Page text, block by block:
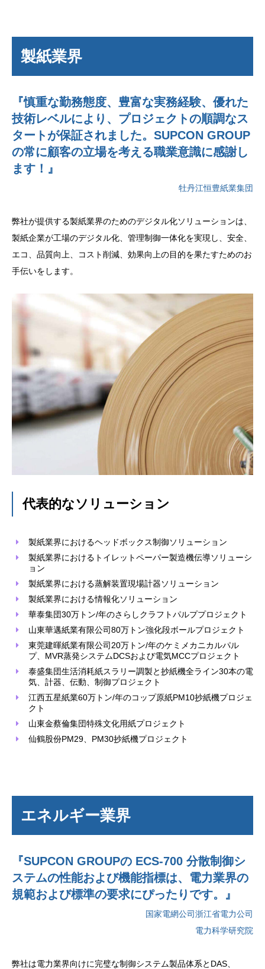
製紙業界
『慎重な勤務態度、豊富な実務経験、優れた
技術レベルにより、プロジェクトの順調なス
タートが保証されました。SUPCON GROUP
の常に顧客の立場を考える職業意識に感謝し
ます！』
牡丹江恒豊紙業集団
弊社が提供する製紙業界のためのデジタル化ソリューションは、
製紙企業が工場のデジタル化、管理制御一体化を実現し、安全、
エコ、品質向上、コスト削減、効果向上の目的を果たすためのお
手伝いをします。
代表的なソリューション
製紙業界におけるヘッドボックス制御ソリューション
製紙業界におけるトイレットペーパー製造機伝導ソリューシ
ョン
製紙業界における蒸解装置現場計器ソリューション
製紙業界における情報化ソリューション
華泰集団30万トン/年のさらしクラフトパルププロジェクト
山東華邁紙業有限公司80万トン強化段ボールプロジェクト
東莞建暉紙業有限公司20万トン/年のケミメカニカルパル
プ、MVR蒸発システムDCSおよび電気MCCプロジェクト
泰盛集団生活消耗紙スラリー調製と抄紙機全ライン30本の電
気、計器、伝動、制御プロジェクト
江西五星紙業60万トン/年のコップ原紙PM10抄紙機プロジェ
クト
山東金蔡倫集団特殊文化用紙プロジェクト
仙鶴股份PM29、PM30抄紙機プロジェクト
エネルギー業界
『SUPCON GROUPの ECS-700 分散制御シ
ステムの性能および機能指標は、電力業界の
規範および標準の要求にぴったりです。』
国家電網公司浙江省電力公司
電力科学研究院
弊社は電力業界向けに完璧な制御システム製品体系とDAS、